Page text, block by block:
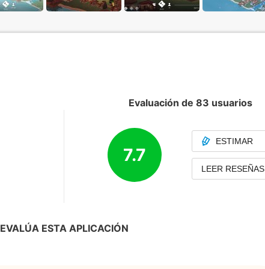
Evaluación de 83 usuarios
7.7
ESTIMAR
LEER RESEÑAS
EVALÚA ESTA APLICACIÓN